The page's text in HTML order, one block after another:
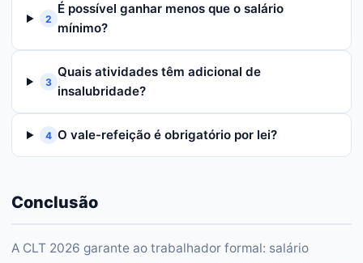
2
É possível ganhar menos que o salário
mínimo?
3
Quais atividades têm adicional de
insalubridade?
4 O vale-refeição é obrigatório por lei?
Conclusão
A CLT 2026 garante ao trabalhador formal: salário